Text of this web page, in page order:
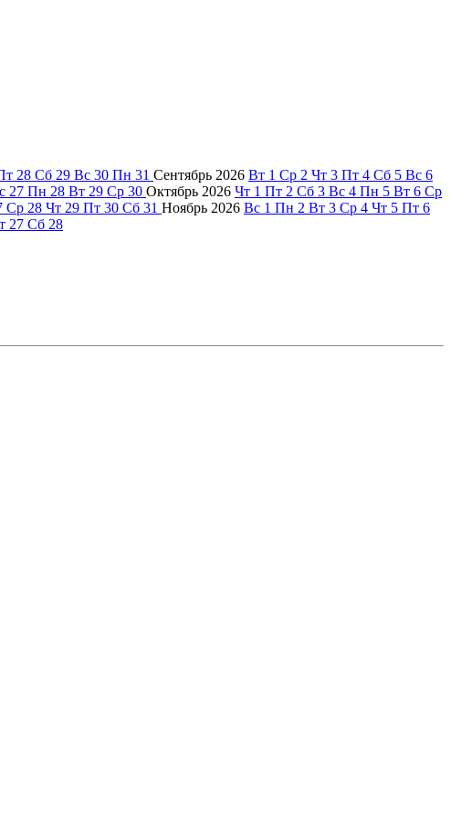
28 Сб 29 Вс 30 Пн 31 Сентябрь 2026 Вт 1 Ср 2 Чт 3 Пт 4 Сб 5 Вс 6
27 Пн 28 Вт 29 Ср 30 Октябрь 2026 Чт 1 Пт 2 Сб 3 Вс 4 Пн 5 Вт 6 Ср
Ср 28 Чт 29 Пт 30 Сб 31 Ноябрь 2026 Вс 1 Пн 2 Вт 3 Ср 4 Чт 5 Пт 6
27 Сб 28